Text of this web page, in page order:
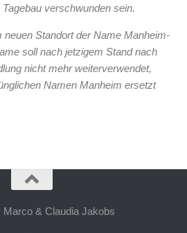
verschwunden sein.
neuen Standort der Name Manheim-
soll nach jetzigem Stand nach
nicht mehr weiterverwendet,
Namen Manheim ersetzt
Marco & Claudia Jakobs